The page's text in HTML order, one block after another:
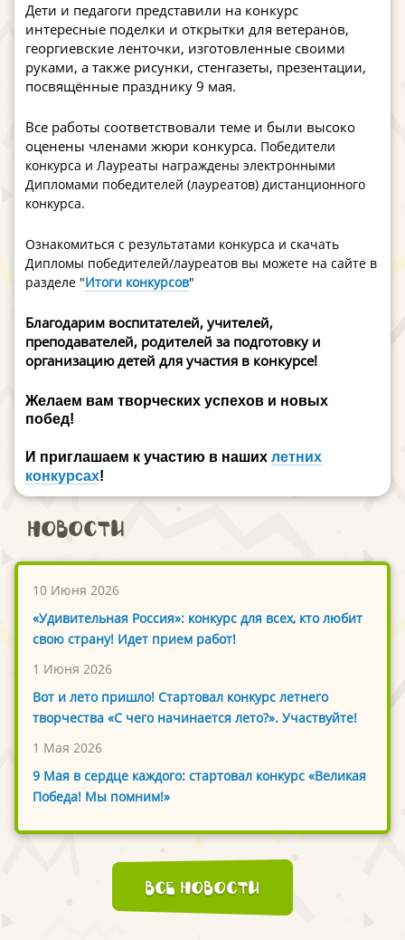
Дети и педагоги представили на конкурс
интересные поделки и открытки для ветеранов,
георгиевские ленточки, изготовленные своими
руками, а также рисунки, стенгазеты, презентации,
посвящённые празднику 9 мая.
Все работы соответствовали теме и были высоко
оценены членами жюри конкурса. Победители
конкурса и Лауреаты награждены электронными
Дипломами победителей (лауреатов) дистанционного
конкурса.
Ознакомиться с результатами конкурса и скачать
Дипломы победителей/лауреатов вы можете на сайте в
разделе "Итоги конкурсов"
Благодарим воспитателей, учителей,
преподавателей, родителей за подготовку и
организацию детей для участия в конкурсе!
Желаем вам творческих успехов и новых
побед!
И приглашаем к участию в наших летних
конкурсах!
Новости
10 Июня 2026
«Удивительная Россия»: конкурс для всех, кто любит
свою страну! Идет прием работ!
1 Июня 2026
Вот и лето пришло! Стартовал конкурс летнего
творчества «С чего начинается лето?». Участвуйте!
1 Мая 2026
9 Мая в сердце каждого: стартовал конкурс «Великая
Победа! Мы помним!»
Все новости